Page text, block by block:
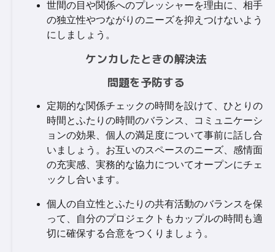
世間の目や関係へのプレッシャーを理由に、相手
の独立性やつながりのニーズを抑えつけないよう
にしましょう。
ケンカしたときの解決法
問題を予防する
定期的な関係チェックの時間を設けて、ひとりの
時間とふたりの時間のバランス、コミュニケーシ
ョンの効果、個人の満足度について事前に話し合
いましょう。お互いのスペースのニーズ、感情面
の充実感、実務的な協力についてオープンにチェ
ックし合います。
個人の自立性とふたりの共有活動のバランスを保
って、自分のプロジェクトもカップルの時間も適
切に確保する合意をつくりましょう。